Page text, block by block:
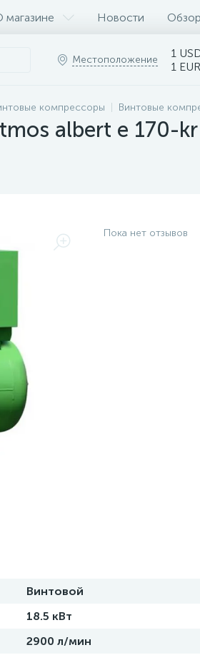
магазине Новости
Местоположение
1
1
компрессоры Винтовые
albert e 170-
Пока нет отзывов
Винтовой
18.5 кВт
2900 л/мин